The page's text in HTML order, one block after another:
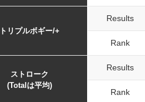
トリプルボギー/+
Results
Rank
ストローク
(Totalは平均)
Results
Rank